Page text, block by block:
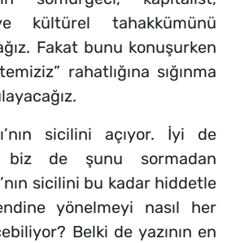
kültürel tahakkümünü
Fakat bunu konuşurken
rahatlığına sığınma
sicilini açıyor. İyi de
biz de şunu sormadan
sicilini bu kadar hiddetle
yönelmeyi nasıl her
Belki de yazının en